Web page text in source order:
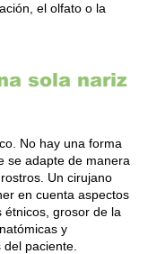
el olfato o la
sola nariz
No hay una forma
se adapte de manera
Un cirujano
en cuenta aspectos
étnicos, grosor de la
y
paciente.